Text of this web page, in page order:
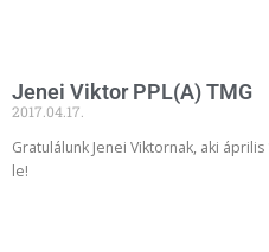
LINKEK
Jenei Viktor PPL(A) TMG
2017.04.17.
Gratulálunk Jenei Viktornak, aki
le!